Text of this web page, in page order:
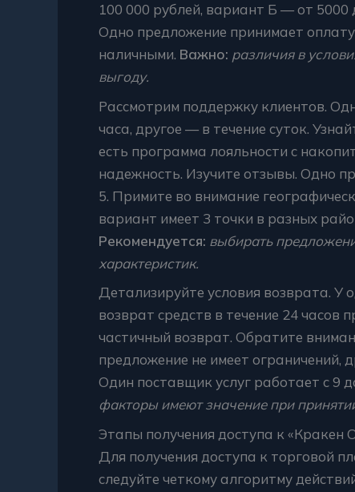
100 000 рублей, вариант Б — от
Одно предложение принимает
наличными. Важно: различия в
выгоду.
Рассмотрим поддержку клиентов.
часа, другое — в течение суток.
есть программа лояльности с
надежность. Изучите отзывы. Одно
5. Примите во внимание
вариант имеет 3 точки в разных
Рекомендуется: выбирать
характеристик.
Детализируйте условия возврата. У
возврат средств в течение 24 часов
частичный возврат. Обратите
предложение не имеет ограничений,
Один поставщик услуг работает с 9
факторы имеют значение при
Этапы получения доступа к «Кракен
Для получения доступа к торговой
следуйте четкому алгоритму